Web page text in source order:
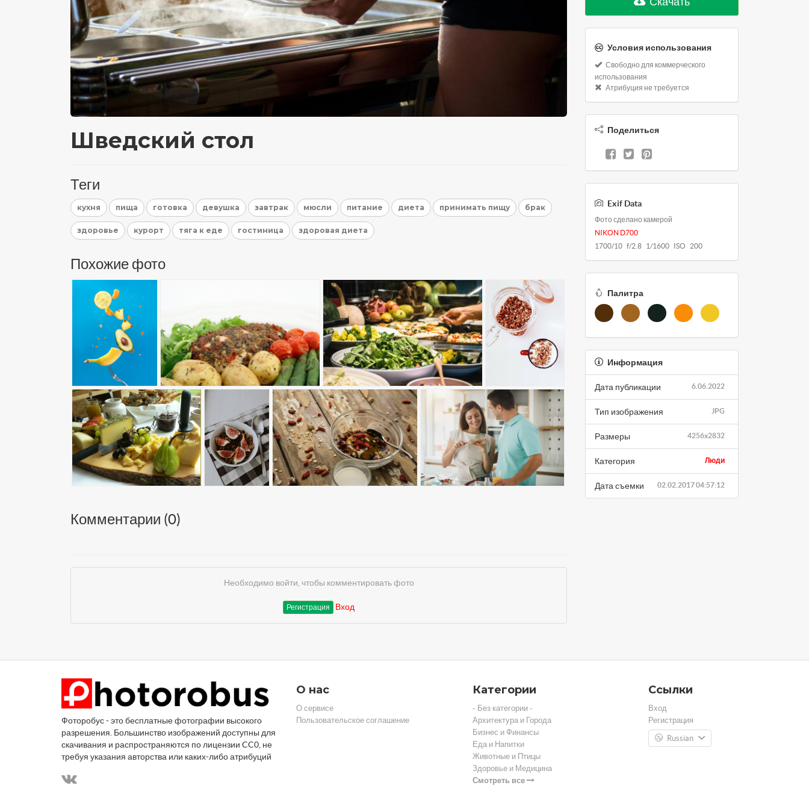
Шведский стол
Теги
кухня пища готовка девушка завтрак мюсли питание диета принимать пищу брак
здоровье курорт тяга к еде гостиница здоровая диета
Похожие фото
Комментарии (0)
Необходимо войти, чтобы комментировать фото
Регистрация Вход
Условия использования
Свободно для коммерческого
использования
Атрибуция не требуется
Поделиться
Exif Data
Фото сделано камерой
NIKON D700
1700/10 f/2.8 1/1600 ISO 200
Палитра
Информация
6.06.2022
Дата публикации
JPG
Тип изображения
4256x2832
Размеры
Люди
Категория
02.02.2017 04:57:12
Дата съемки
Фоторобус - это бесплатные фотографии высокого
разрешения. Большинство изображений доступны для
скачивания и распространяются по лицензии CC0, не
требуя указания авторства или каких-либо атрибуций
О нас
О сервисе
Пользовательское соглашение
Категории
- Без категории -
Архитектура и Города
Бизнес и Финансы
Еда и Напитки
Животные и Птицы
Здоровье и Медицина
Смотреть все
Ссылки
Вход
Регистрация
Russian